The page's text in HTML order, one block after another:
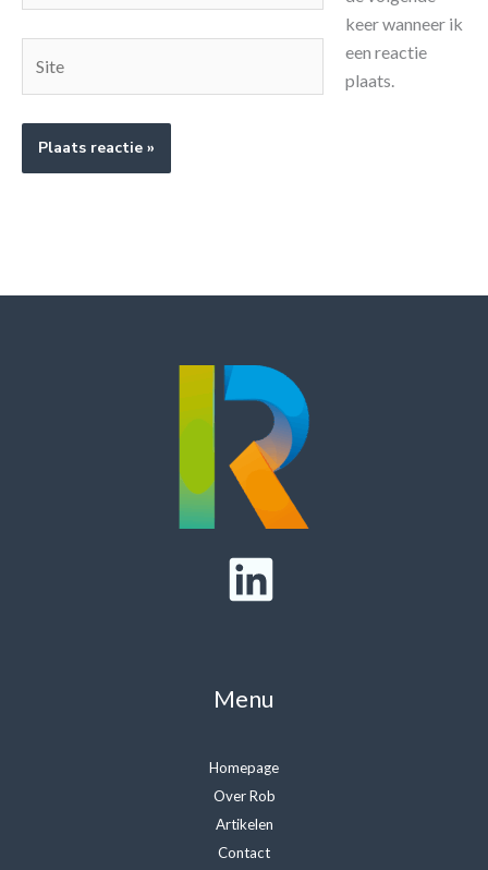
keer wanneer ik
een reactie
plaats.
Menu
Homepage
Over Rob
Artikelen
Contact